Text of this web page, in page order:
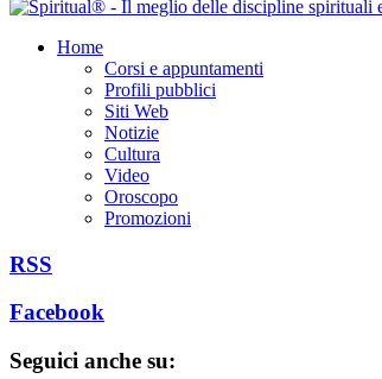
Home
Corsi e appuntamenti
Profili pubblici
Siti Web
Notizie
Cultura
Video
Oroscopo
Promozioni
RSS
Facebook
Seguici anche su: